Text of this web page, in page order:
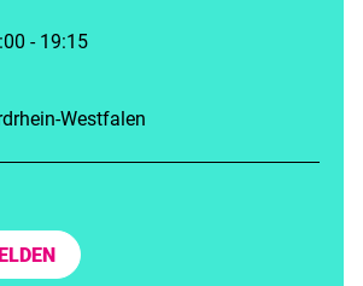
- 19:15
Westfalen